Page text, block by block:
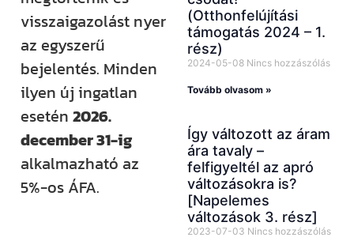
visszaigazolást nyer
az egyszerű
bejelentés. Minden
ilyen új ingatlan
esetén2026.
december 31-ig
alkalmazható az
5%-os ÁFA.
(Otthonfelújítási
támogatás 2024 – 1.
rész)
2024-05-08 Nincs hozzászólás
Tovább olvasom »
Így változott az áram
ára tavaly –
felfigyeltél az apró
változásokra is?
[Napelemes
változások 3. rész]
2023-07-03 Nincs hozzászólás